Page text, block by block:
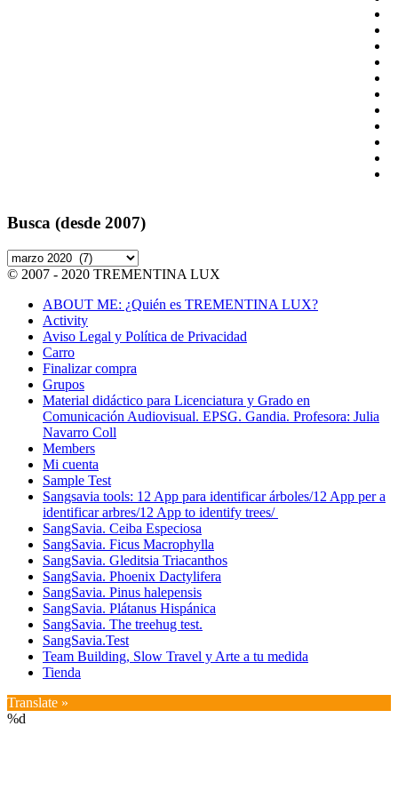
Busca (desde 2007)
Busca
(desde
© 2007 - 2020 TREMENTINA LUX
ABOUT ME: ¿Quién es TREMENTINA LUX?
Activity
Aviso Legal y Política de Privacidad
Carro
Finalizar compra
Grupos
Material didáctico para Licenciatura y Grado en
Comunicación Audiovisual. EPSG. Gandia. Profesora: Julia
Navarro Coll
Members
Mi cuenta
Sample Test
Sangsavia tools: 12 App para identificar árboles/12 App per a
identificar arbres/12 App to identify trees/
SangSavia. Ceiba Especiosa
SangSavia. Ficus Macrophylla
SangSavia. Gleditsia Triacanthos
SangSavia. Phoenix Dactylifera
SangSavia. Pinus halepensis
SangSavia. Plátanus Hispánica
SangSavia. The treehug test.
SangSavia.Test
Team Building, Slow Travel y Arte a tu medida
Tienda
Translate »
%d